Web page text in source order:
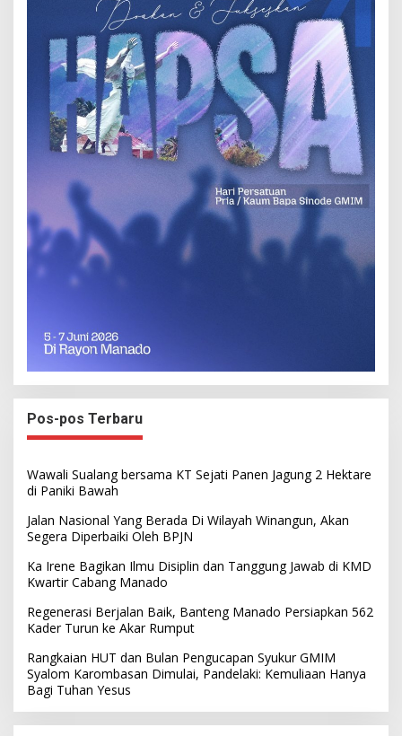
Pos-pos Terbaru
Wawali Sualang bersama KT Sejati Panen Jagung 2 Hektare
di Paniki Bawah
Jalan Nasional Yang Berada Di Wilayah Winangun, Akan
Segera Diperbaiki Oleh BPJN
Ka Irene Bagikan Ilmu Disiplin dan Tanggung Jawab di KMD
Kwartir Cabang Manado
Regenerasi Berjalan Baik, Banteng Manado Persiapkan 562
Kader Turun ke Akar Rumput
Rangkaian HUT dan Bulan Pengucapan Syukur GMIM
Syalom Karombasan Dimulai, Pandelaki: Kemuliaan Hanya
Bagi Tuhan Yesus